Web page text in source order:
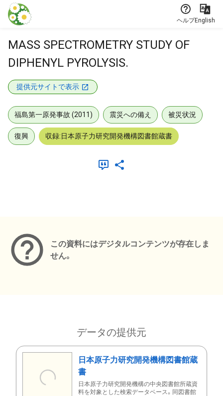
本文に飛ぶ
ヘルプEnglish
MASS SPECTROMETRY STUDY OF
DIPHENYL PYROLYSIS.
提供元サイトで表示
福島第一原発事故 (2011) 震災への備え 被災状況
復興 収録:日本原子力研究開発機構図書館蔵書
この資料にはデジタルコンテンツが存在しま
せん。
データの提供元
日本原子力研究開発機構図書館蔵
書
日本原子力研究開発機構の中央図書館所蔵資
料を対象とした検索データベース。同図書館